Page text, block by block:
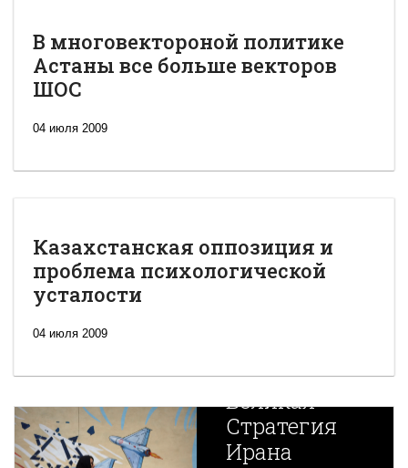
В многовектороной политике
Астаны все больше векторов
ШОС
04 июля 2009
Казахстанская оппозиция и
проблема психологической
усталости
04 июля 2009
Новая
Великая
Стратегия
Ирана